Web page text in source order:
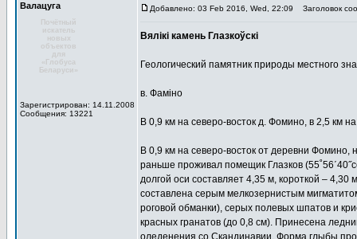
Валацуга
Почётный
искатель
новых
объектов
для
«Глобуса
Беларуси»
Зарегистрирован: 14.11.2008
Сообщения: 13221
Добавлено: 03 Feb 2016, Wed, 22:09 Заголовок
Вялікі камень Глазкоўскі
Геологический памятник природы местного
в. Фаміно
В 0,9 км на северо-восток д. Фомино, в 2,5 км
В 0,9 км на северо-восток от деревни
раньше проживал помещик Глазков
долгой оси составляет 4,35 м, короткой –
составлена серым мелкозернистым
роговой обманки), серых полевых шпатов и
красных гранатов (до 0,8 см). Принесена
оледенения со Скандинавии. Форма глыбы